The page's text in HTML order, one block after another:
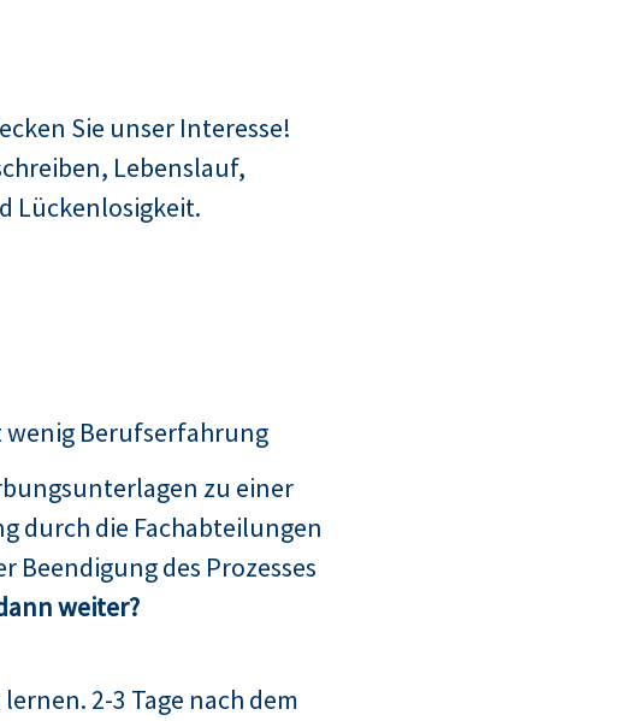
Sie unser Interesse!
Lebenslauf,
Lückenlosigkeit.
wenig Berufserfahrung
zu einer
durch die Fachabteilungen
des Prozesses
weiter?
2-3 Tage nach dem